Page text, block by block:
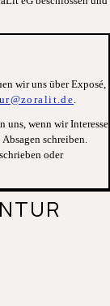
wir uns über Exposé,
uns, wenn wir Interesse
schreiben.
oder